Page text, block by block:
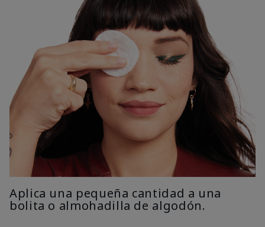
Aplica una pequeña cantidad a una
bolita o almohadilla de algodón.